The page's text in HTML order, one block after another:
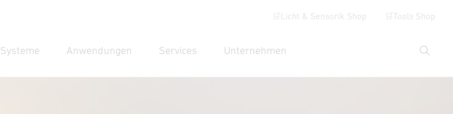
🛒Licht & Sensorik Shop 🛒Tools Shop
Systeme Anwendungen Services Unternehmen
Suche